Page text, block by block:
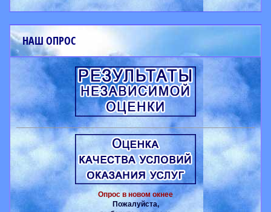
НАШ ОПРОС
Опрос в новом окнее
Пожалуйста,